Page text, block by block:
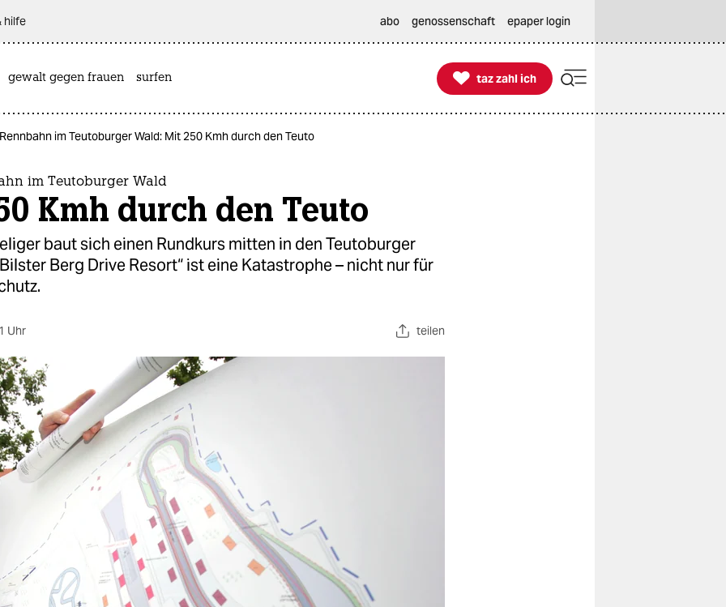
hilfe abo genossenschaft epaper login
gewalt gegen frauen surfen 
taz zahl ich
taz zahl ich
im Teutoburger Wald: Mit 250 Kmh durch den Teuto
im Teutoburger Wald
Kmh durch den Teuto
baut sich einen Rundkurs mitten in den Teutoburger
Berg Drive Resort“ ist eine Katastrophe – nicht nur für
Uhr teilen